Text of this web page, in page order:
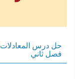
حل درس
فصل ثاني